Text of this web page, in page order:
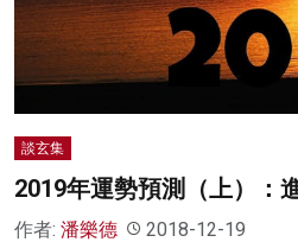
灼見活動
談玄集
2019年運勢預測（上）：
作者: 潘樂德 2018-12-19